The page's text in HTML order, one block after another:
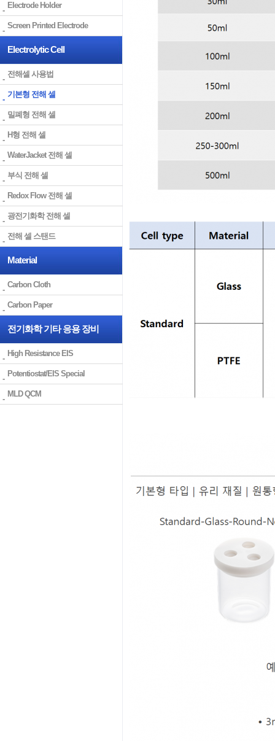
Electrode Holder
Screen Printed Electrode
Electrolytic Cell
전해셀 사용법
기본형 전해 셀
밀폐형 전해 셀
H형 전해 셀
WaterJacket 전해 셀
부식 전해 셀
Redox Flow 전해 셀
광전기화학 전해 셀
전해 셀 스탠드
Material
Carbon Cloth
Carbon Paper
전기화학 기타 응용 장비
High Resistance EIS
Potentiostat/EIS Special
MLD QCM